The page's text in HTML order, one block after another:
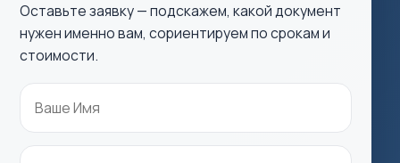
Оставьте заявку — подскажем, какой документ
нужен именно вам, сориентируем по срокам и
стоимости.